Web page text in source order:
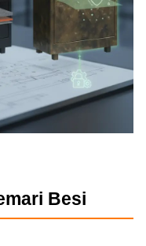
Besi